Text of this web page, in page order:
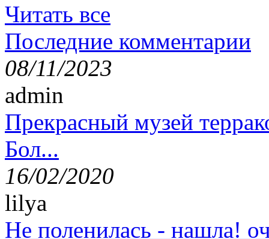
Читать все
Последние комментарии
08/11/2023
admin
Прекрасный музей
Бол...
16/02/2020
lilya
Не поленилась - нашла!